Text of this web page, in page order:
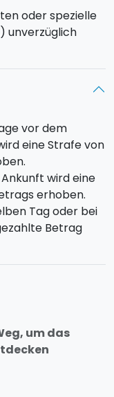
oder spezielle
unverzüglich
vor dem
eine Strafe von
wird eine
erhoben.
Tag oder bei
Betrag
um das